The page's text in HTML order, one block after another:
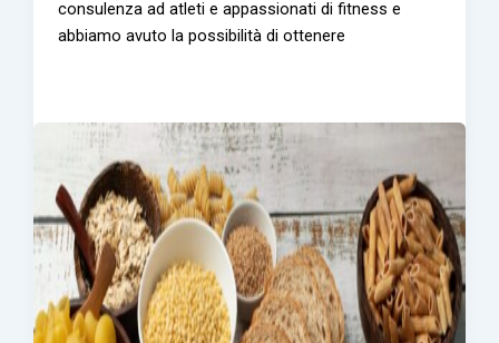
consulenza ad atleti e appassionati di fitness e
abbiamo avuto la possibilità di ottenere